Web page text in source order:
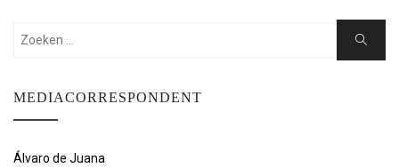
Zoeken:
Zoeken
MEDIACORRESPONDENT
Álvaro de Juana